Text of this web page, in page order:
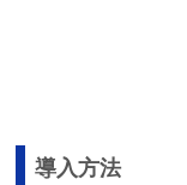
導入方法